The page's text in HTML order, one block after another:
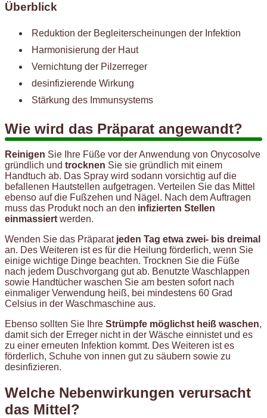
Überblick
Reduktion der Begleiterscheinungen der Infektion
Harmonisierung der Haut
Vernichtung der Pilzerreger
desinfizierende Wirkung
Stärkung des Immunsystems
Wie wird das Präparat angewandt?
Reinigen Sie Ihre Füße vor der Anwendung von Onycosolve
gründlich und trocknen Sie sie gründlich mit einem
Handtuch ab. Das Spray wird sodann vorsichtig auf die
befallenen Hautstellen aufgetragen. Verteilen Sie das Mittel
ebenso auf die Fußzehen und Nägel. Nach dem Auftragen
muss das Produkt noch an den infizierten Stellen
einmassiert werden.
Wenden Sie das Präparat jeden Tag etwa zwei- bis dreimal
an. Des Weiteren ist es für die Heilung förderlich, wenn Sie
einige wichtige Dinge beachten. Trocknen Sie die Füße
nach jedem Duschvorgang gut ab. Benutzte Waschlappen
sowie Handtücher waschen Sie am besten sofort nach
einmaliger Verwendung heiß, bei mindestens 60 Grad
Celsius in der Waschmaschine aus.
Ebenso sollten Sie Ihre Strümpfe möglichst heiß waschen,
damit sich der Erreger nicht in der Wäsche einnistet und es
zu einer erneuten Infektion kommt. Des Weiteren ist es
förderlich, Schuhe von innen gut zu säubern sowie zu
desinfizieren.
Welche Nebenwirkungen verursacht
das Mittel?